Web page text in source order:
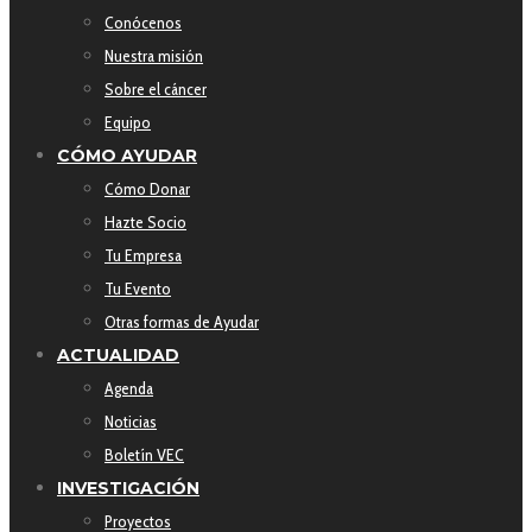
Conócenos
Nuestra misión
Sobre el cáncer
Equipo
CÓMO AYUDAR
Cómo Donar
Hazte Socio
Tu Empresa
Tu Evento
Otras formas de Ayudar
ACTUALIDAD
Agenda
Noticias
Boletín VEC
INVESTIGACIÓN
Proyectos